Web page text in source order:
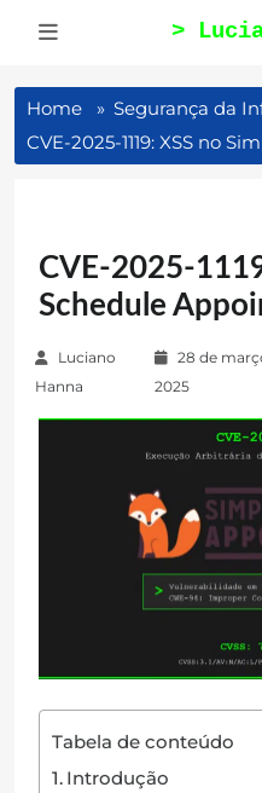
conteúdo
Mobile
Home
Segurança da
CVE-2025-1119: XSS no
CVE-2025-
Schedule
Luciano
Hanna
P
o
s
o
n
28 de
2025
Tabela de conteúdo
Introdução